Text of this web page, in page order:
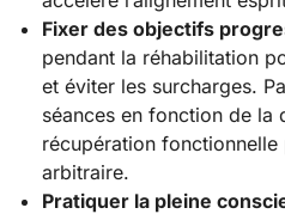
Fixer des objectifs
pendant la réhabilitation
et éviter les surcharges.
séances en fonction de la
récupération fonctionnelle
arbitraire.
Pratiquer la pleine